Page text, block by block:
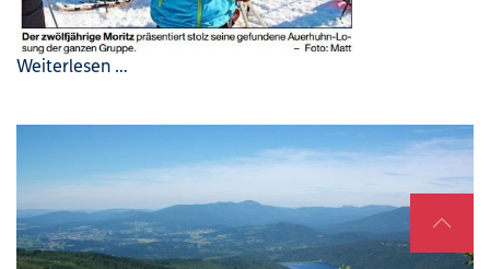
Weiterlesen …